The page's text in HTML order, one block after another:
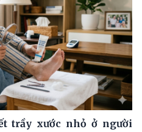
trầy xước nhỏ ở người